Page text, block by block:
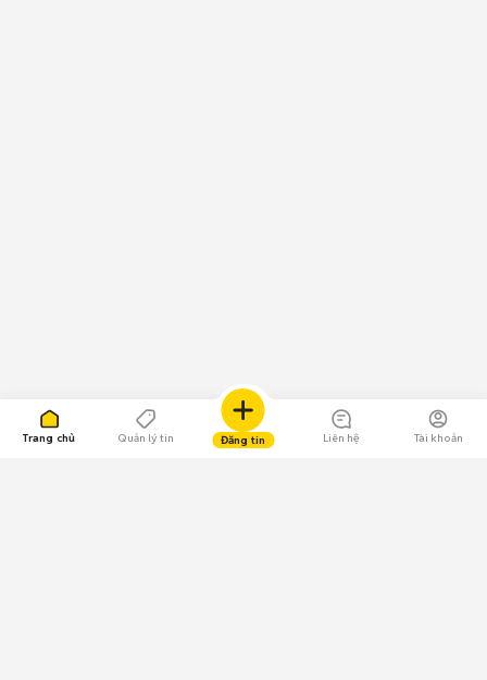
Trang chủ Quản lý tin Đăng tin Liên hệ Tài khoản